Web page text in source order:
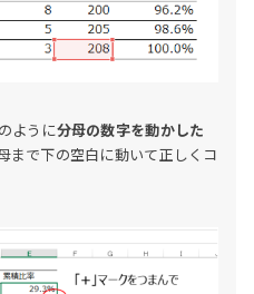
ように分母の数字を動かした
まで下の空白に動いて正しくコ